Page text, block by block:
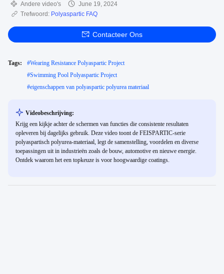
Andere video's
June 19, 2024
Trefwoord: Polyaspartic FAQ
Contacteer Ons
Tags: #Wearing Resistance Polyaspartic Project
#Swimming Pool Polyaspartic Project
#eigenschappen van polyaspartic polyurea materiaal
Videobeschrijving:
Krijg een kijkje achter de schermen van functies die consistente resultaten
opleveren bij dagelijks gebruik. Deze video toont de FEISPARTIC-serie
polyaspartisch polyurea-materiaal, legt de samenstelling, voordelen en diverse
toepassingen uit in industrieën zoals de bouw, automotive en nieuwe energie.
Ontdek waarom het een topkeuze is voor hoogwaardige coatings.